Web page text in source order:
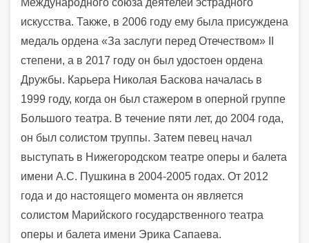
Международного союза деятелей эстрадного
искусства. Также, в 2006 году ему была присуждена
медаль ордена «За заслуги перед Отечеством» II
степени, а в 2017 году он был удостоен ордена
Дружбы. Карьера Николая Баскова началась в
1999 году, когда он был стажером в оперной группе
Большого театра. В течение пяти лет, до 2004 года,
он был солистом труппы. Затем певец начал
выступать в Нижегородском театре оперы и балета
имени А.С. Пушкина в 2004-2005 годах. От 2012
года и до настоящего момента он является
солистом Марийского государственного театра
оперы и балета имени Эрика Сапаева.